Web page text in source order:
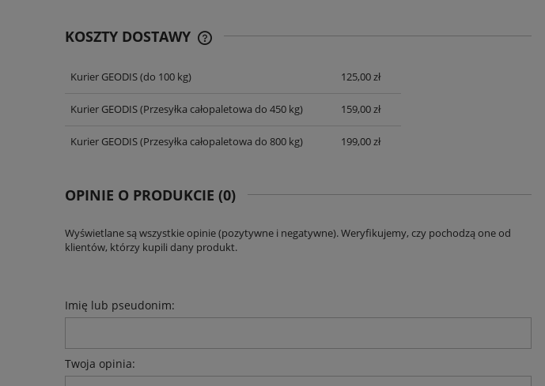
KOSZTY DOSTAWY
CENA NIE ZAWIERA EWENTUALNYCH
Kurier GEODIS(do 100 kg) 125,00 zł
Kurier GEODIS(Przesyłka całopaletowa do 450 kg) 159,00 zł
Kurier GEODIS(Przesyłka całopaletowa do 800 kg) 199,00 zł
OPINIE O PRODUKCIE (0)
Wyświetlane są wszystkie opinie (pozytywne i negatywne). Weryfikujemy, czy pochodzą one od
klientów, którzy kupili dany produkt.
Imię lub pseudonim:
Twoja opinia: